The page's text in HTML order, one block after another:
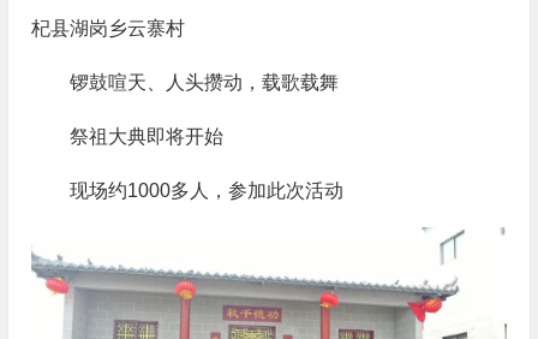
杞县湖岗乡云寨村
锣鼓喧天、人头攒动，载歌载舞
祭祖大典即将开始
现场约1000多人，参加此次活动